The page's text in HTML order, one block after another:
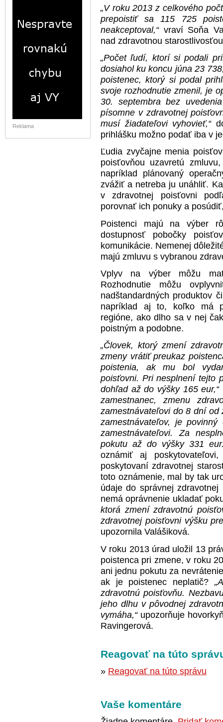
Reklama
„V roku 2013 z celkového
prepoistiť sa 115 725
neakceptoval,“vraví Soňa
nad zdravotnou
„Počet ľudí, ktorí si podali
dosiahol ku koncu júna 23
poistenec, ktorý si podal
svoje rozhodnutie zmenil, je
30. septembra bez
písomne v zdravotnej
musí žiadateľovi vyhovieť,“
prihlášku možno podať iba v
Ľudia zvyčajne menia
poisťovňou uzavretú
napríklad plánovaný
zvážiť a netreba ju unáhliť.
v zdravotnej poisťovni
porovnať ich ponuky a
Poistenci majú na výber
dostupnosť pobočky
komunikácie. Nemenej
majú zmluvu s vybranou
Vplyv na výber môžu
Rozhodnutie môžu
nadštandardných produktov
napríklad aj to, koľko má
regióne, ako dlho sa v nej
poistným a podobne.
„Človek, ktorý zmení
zmeny vrátiť preukaz
poistenia, ak mu bol
poisťovni. Pri nesplnení tejto
dohľad až do výšky 165 eur,“
zamestnanec, zmenu
zamestnávateľovi do 8 dní od
zamestnávateľov, je
zamestnávateľovi. Za
pokutu až do výšky 331
oznámiť aj
poskytovaní zdravotnej
toto oznámenie, mal by tak
údaje do správnej
nemá oprávnenie ukladať
ktorá zmení zdravotnú
zdravotnej poisťovni výšku
upozornila Valášiková.
V roku 2013 úrad uložil 13
poistenca pri zmene, v roku
ani jednu pokutu za
ak je poistenec neplatič?
zdravotnú poisťovňu.
jeho dlhu v pôvodnej
vymáha,“upozorňuje
Ravingerová.
Reagovať na túto
» Reagovať na túto správu
Vaše komentáre